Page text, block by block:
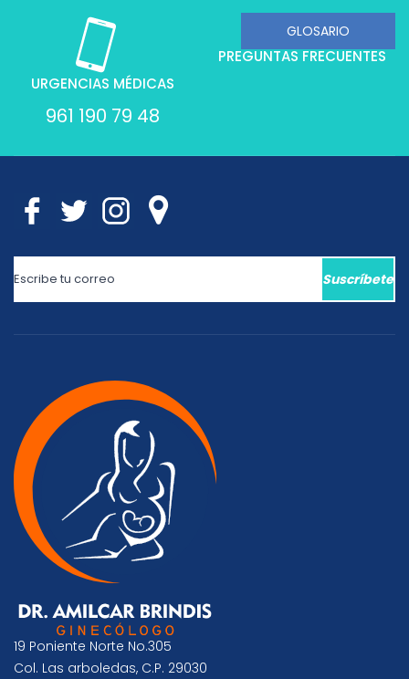
URGENCIAS MÉDICAS
961 190 79 48
PREGUNTAS FRECUENTES
Suscríbete
19 Poniente Norte No.305
Col. Las arboledas, C.P. 29030